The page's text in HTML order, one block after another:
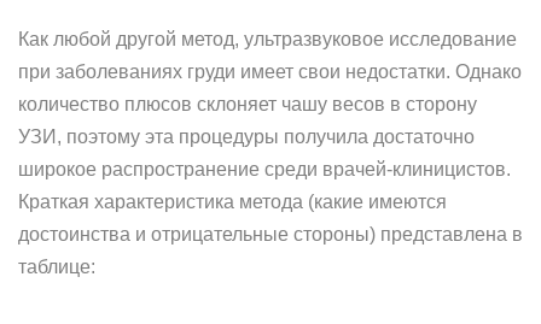
Как любой другой метод, ультразвуковое исследование
при заболеваниях груди имеет свои недостатки. Однако
количество плюсов склоняет чашу весов в сторону
УЗИ, поэтому эта процедуры получила достаточно
широкое распространение среди врачей-клиницистов.
Краткая характеристика метода (какие имеются
достоинства и отрицательные стороны) представлена в
таблице: